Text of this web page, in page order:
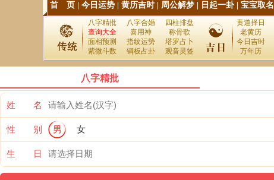
首 页 今日运势 黄历吉时| 周公解梦 日起一卦| 宝宝取名
八字精批 八字合婚
四柱排盘
查询大全
喜用神
称骨歌
面相预测
指纹运势
塔罗占卜
紫微斗数
铜板占卦 观音灵签
黄道择日
老黄历
今日吉时
万年历
八字精批
姓 名
性 别 男 女
生 日